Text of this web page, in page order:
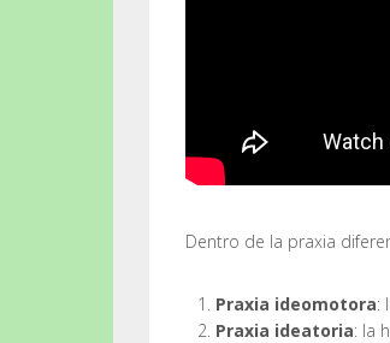
Dentro de la praxia
Praxia ideomotora:
Praxia ideatoria: la